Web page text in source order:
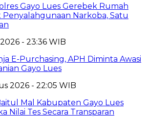
Gayo Lues Gerebek Rumah
Narkoba, Satu
- 23:36 WIB
E-Purchasing, APH Diminta Awasi
Gayo Lues
2026 - 22:05 WIB
Mal Kabupaten Gayo Lues
Nilai Tes Secara Transparan